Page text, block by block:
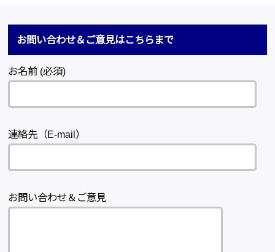
お問い合わせ＆ご意見はこちらまで
お名前 (必須)
連絡先（E-mail）
お問い合わせ＆ご意見